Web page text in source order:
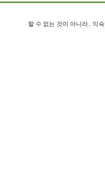
할 수 없는 것이 아니라.. 익